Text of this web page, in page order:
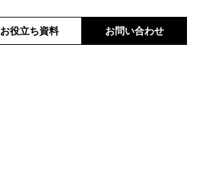
お役立ち資料 お問い合わせ